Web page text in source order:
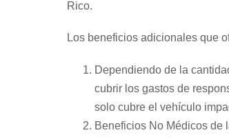
Rico.
Los beneficios adicionales que
Dependiendo de la
cubrir los gastos de
solo cubre el vehículo
Beneficios No Médicos de